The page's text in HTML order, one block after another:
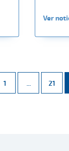
Ver
Página
1 ... PáginasPágina
21